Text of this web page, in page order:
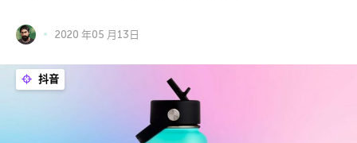
2020 年05 月13日
抖音